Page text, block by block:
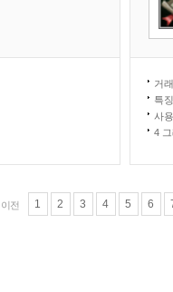
거
특
사
4
이전 1 2 3 4 5 6